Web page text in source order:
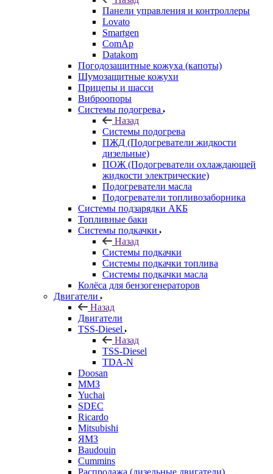
Панели управления и контроллеры
Lovato
Smartgen
ComAp
Datakom
Погодозащитные кожуха (капоты)
Шумозащитные кожухи
Прицепы и шасси
Виброопоры
Системы подогрева
Назад
Системы подогрева
ПЖД (Подогреватели жидкости
дизельные)
ПОЖ (Подогреватели охлаждающей
жидкости электрические)
Подогреватели масла
Подогреватели топливозаборника
Системы подзарядки АКБ
Топливные баки
Системы подкачки
Назад
Системы подкачки
Системы подкачки топлива
Системы подкачки масла
Колёса для бензогенераторов
Двигатели
Назад
Двигатели
TSS-Diesel
Назад
TSS-Diesel
TDA-N
Doosan
ММЗ
Yuchai
SDEC
Ricardo
Mitsubishi
ЯМЗ
Baudouin
Cummins
Распродажа (дизельные двигатели)